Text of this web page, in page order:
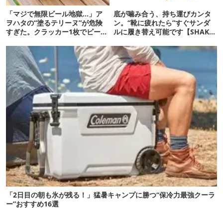
「マジで無限ビール地獄…」ア
ヲハタの“塗るテリーヌ”が危険
すぎた。クラッカー1枚でビール
底が噛み合う、持ち運びカンタ
ン。“靴に疲れたら”すぐサンダ
ルに履き替え可能です【SHAKA
「2日目の朝も氷が残る！」猛暑キャンプに勝つ“保冷力最強クーラ
ー”おすすめ16選